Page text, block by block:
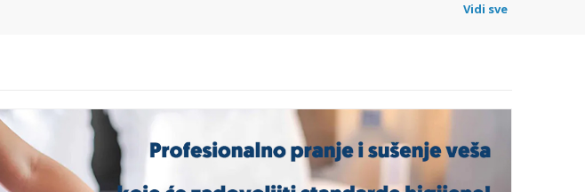
Vidi sve